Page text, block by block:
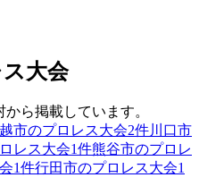
大会
ら掲載しています。
市のプロレス大会2件川口市
レス大会1件熊谷市のプロレ
1件行田市のプロレス大会1